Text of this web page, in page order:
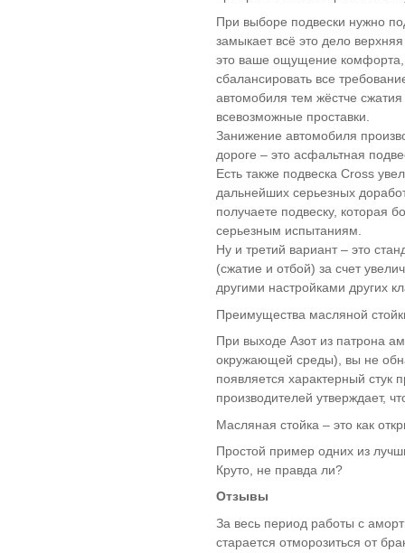
При выборе подвески нужно
замыкает всё это дело
это ваше ощущение комфорта,
сбалансировать все
автомобиля тем жёстче
всевозможные проставки.
Занижение автомобиля
дороге – это асфальтная
Есть также подвеска Cross
дальнейших серьезных
получаете подвеску, которая
серьезным испытаниям.
Ну и третий вариант – это
(сжатие и отбой) за счет
другими настройками других
Преимущества масляной
При выходе Азот из патрона
окружающей среды), вы не
появляется характерный стук
производителей утверждает,
Масляная стойка – это как
Простой пример одних из
Круто, не правда ли?
Отзывы
За весь период работы с
старается отморозиться от